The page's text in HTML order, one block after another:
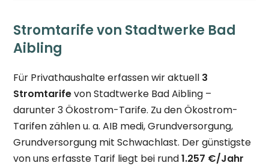
Stromtarife von Stadtwerke Bad
Aibling
Für Privathaushalte erfassen wir aktuell 3
Stromtarifevon Stadtwerke Bad Aibling –
darunter 3 Ökostrom-Tarife. Zu den Ökostrom-
Tarifen zählen u. a. AIB medi, Grundversorgung,
Grundversorgung mit Schwachlast. Der günstigste
von uns erfasste Tarif liegt bei rund1.257 €/Jahr